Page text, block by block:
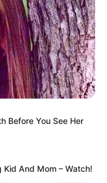
Knee Braces -
Before You See Her
Kid And Mom – Watch!